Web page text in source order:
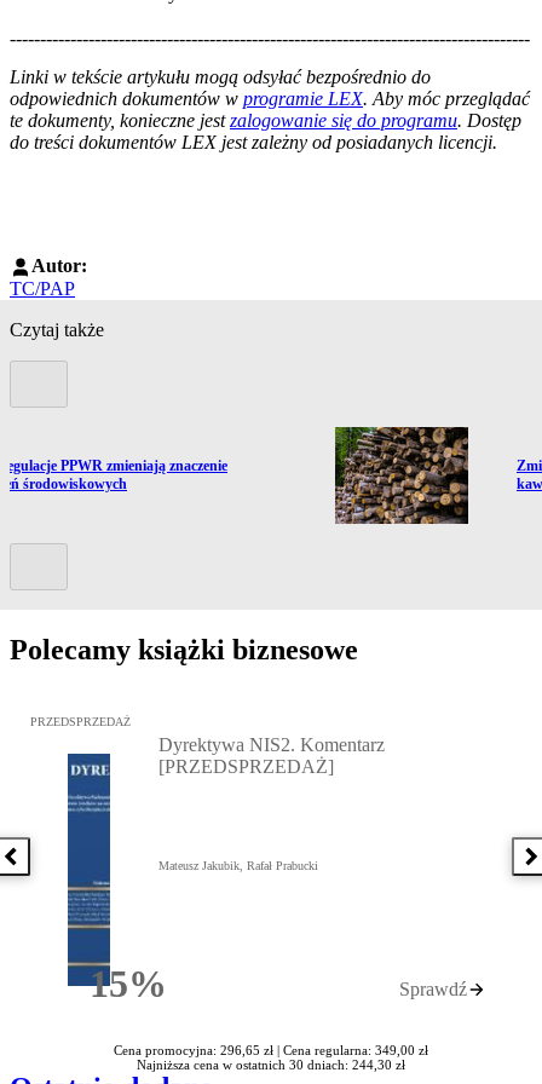
--------------------------------------------------------------------------------------
Linki w tekście artykułu mogą odsyłać bezpośrednio do
odpowiednich dokumentów w programie LEX. Aby móc przeglądać
te dokumenty, konieczne jestzalogowanie się do programu. Dostęp
do treści dokumentów LEX jest zależny od posiadanych licencji.
Autor:
TC/PAP
Czytaj także
do artykułu:PPWR zmieniają znaczenie
środowiskowych
Polecamy książki biznesowe
Poprzednia książka
Przejdź do: Dyrektywa NIS2. Komentarz [PRZEDSPRZEDAŻ],
PRZEDSPRZEDAŻ
15%Rabatu
Dyrektywa NIS2. Komentarz
[PRZEDSPRZEDAŻ]
Mateusz Jakubik, Rafał Prabucki
Sprawdź
Cena promocyjna: 296,65 zł | Cena regularna: 349,00 zł
Najniższa cena w ostatnich 30 dniach: 244,30 zł